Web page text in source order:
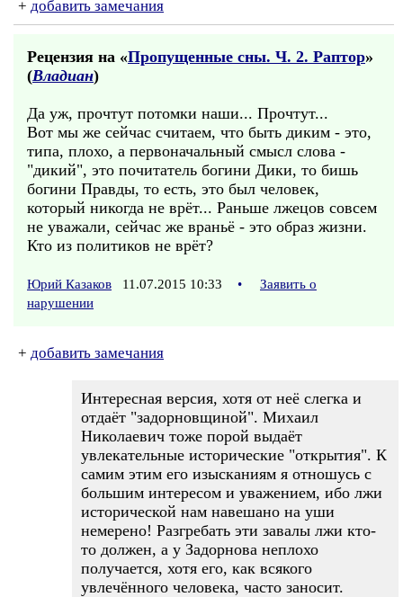
+ добавить замечания
Рецензия на «Пропущенные сны. Ч. 2. Раптор»
(Владиан)
Да уж, прочтут потомки наши... Прочтут...
Вот мы же сейчас считаем, что быть диким - это,
типа, плохо, а первоначальный смысл слова -
"дикий", это почитатель богини Дики, то бишь
богини Правды, то есть, это был человек,
который никогда не врёт... Раньше лжецов совсем
не уважали, сейчас же враньё - это образ жизни.
Кто из политиков не врёт?
Юрий Казаков 11.07.2015 10:33 •
Заявить о
нарушении
+ добавить замечания
Интересная версия, хотя от неё слегка и
отдаёт "задорновщиной". Михаил
Николаевич тоже порой выдаёт
увлекательные исторические "открытия". К
самим этим его изысканиям я отношусь с
большим интересом и уважением, ибо лжи
исторической нам навешано на уши
немерено! Разгребать эти завалы лжи кто-
то должен, а у Задорнова неплохо
получается, хотя его, как всякого
увлечённого человека, часто заносит.